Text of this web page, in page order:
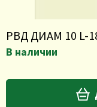
РВД ДИАМ 10 L-
В наличии